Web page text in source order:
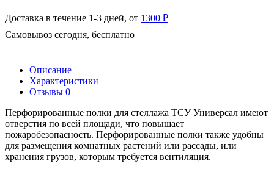
Доставка в течение 1-3 дней, от 1300 ₽
Самовывоз сегодня, бесплатно
Описание
Характеристики
Отзывы 0
Перфорированные полки для стеллажа ТСУ Универсал имеют
отверстия по всей площади, что повышает
пожаробезопасность. Перфорированные полки также удобны
для размещения комнатных растений или рассады, или
хранения грузов, которым требуется вентиляция.